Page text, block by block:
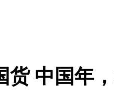
货 中国年